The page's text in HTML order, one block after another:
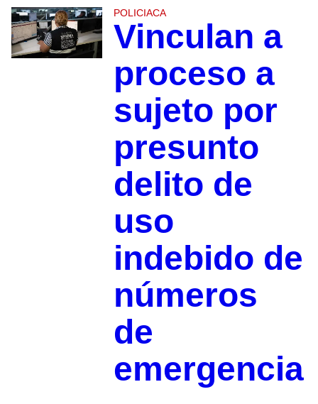
POLICIACA
Vinculan a
proceso a
sujeto por
presunto
delito de
uso
indebido de
números
de
emergencia